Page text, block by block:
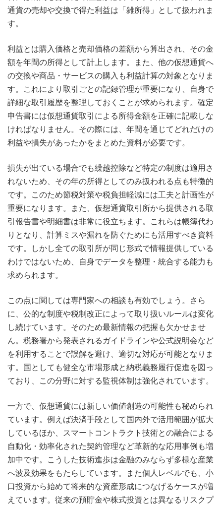
通貨の売却や交換で得た利益は「雑所得」として扱われま
す。
利益とは購入価格と売却価格の差額から算出され、その金
額を年間の所得として計上します。また、他の仮想通貨へ
の交換や商品・サービスの購入も利益計算の対象となりま
す。これにより取引ごとの記録管理が重要になり、自身で
詳細な取引履歴を整理しておくことが求められます。確定
申告書には仮想通貨取引による所得金額を正確に記載しな
ければなりません。その際には、年間を通じてどれだけの
利益や損失があったかをまとめた資料が必要です。
損失が出ている場合でも繰越控除など特定の制度は適用さ
れないため、その年の所得としてのみ扱われる点も特徴的
です。このため節税対策や税負担軽減には工夫と計画性が
重要になります。また、仮想通貨取引所から提供される取
引報告書や明細書は非常に役立ちます。これらは帳簿代わ
りとなり、計算ミスや漏れを防ぐためにも活用すべき資料
です。しかし全ての取引所が同じ形式で情報提供している
わけではないため、自身でデータを整理・統合する能力も
求められます。
この点に関しては専門家への相談も有効でしょう。さら
に、公的な制度や税制改正によって取り扱いルールは変化
し続けています。そのため最新情報の把握も欠かせませ
ん。税務署から発表されるガイドラインや公式説明会など
を利用することで誤解を避け、適切な対応が可能となりま
す。国としても健全な市場形成と納税義務履行促進を図っ
ており、この分野に対する監視体制は強化されています。
一方で、仮想通貨には新しい価値創造の可能性も秘められ
ています。例えば決済手段として国内外で活用範囲が拡大
しているほか、スマートコントラクト技術との融合による
自動化・効率化された契約管理など革新的な応用事例も増
加中です。こうした技術進歩は金融のみならず多様な産業
へ波及効果をもたらしています。また個人レベルでも、小
口投資から始めて将来的な資産形成につなげるケースが増
えています。従来の預貯金や株式投資とは異なるリスクプ